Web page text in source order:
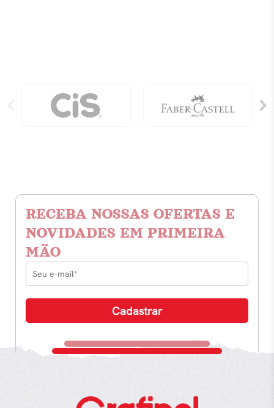
RECEBA NOSSAS OFERTAS E
NOVIDADES EM PRIMEIRA
MÃO